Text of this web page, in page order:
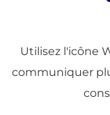
Utilisez l'icône
communiquer